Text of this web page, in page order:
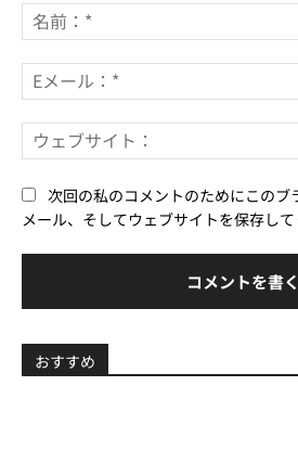
メ
ン
ト：
次回の私のコメントのためにこのブ
メール、そしてウェブサイトを保存して
おすすめ